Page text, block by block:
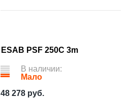
ESAB PSF 250C 3m
В наличии:
Мало
48 278 руб.